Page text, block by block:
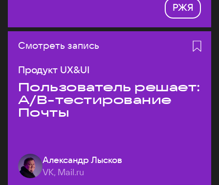
РЖЯ
Смотреть запись
Продукт UX&UI
Пользователь решает:
A/B-тестирование
Почты
Александр Лысков
VK, Mail.ru